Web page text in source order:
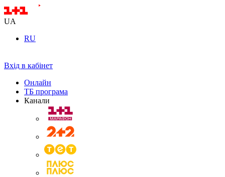
UA
RU
Вхід в кабінет
Онлайн
ТБ програма
Канали